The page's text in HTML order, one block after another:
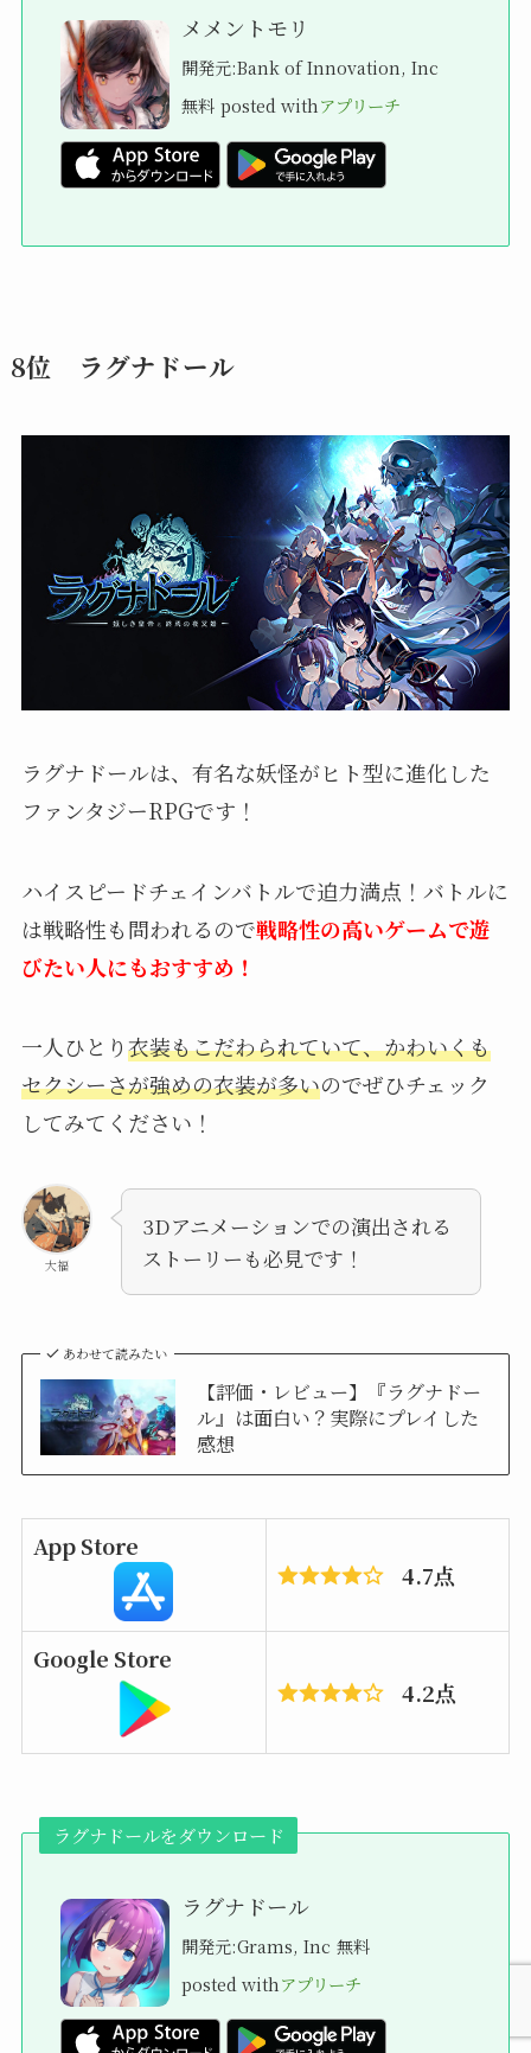
メメントモリ
開発元:Bank of Innovation, Inc
無料 posted withアプリーチ
8位 ラグナドール
ラグナドールは、有名な妖怪がヒト型に進化した
ファンタジーRPGです！
ハイスピードチェインバトルで迫力満点！バトルに
は戦略性も問われるので戦略性の高いゲームで遊
びたい人にもおすすめ！
一人ひとり衣装もこだわられていて、かわいくも
セクシーさが強めの衣装が多いのでぜひチェック
してみてください！
大福
3Dアニメーションでの演出される
ストーリーも必見です！
あわせて読みたい
【評価・レビュー】『ラグナドー
ル』は面白い？実際にプレイした
感想
App Store
4.7点
Google Store
4.2点
ラグナドールをダウンロード
ラグナドール
開発元:Grams, Inc 無料
posted withアプリーチ